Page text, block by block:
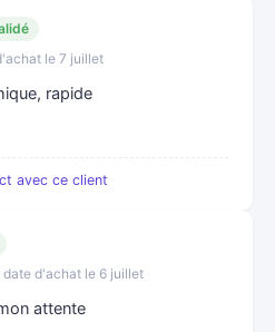
le 7 juillet
rapide
avec ce client
date d'achat le 6 juillet
attente